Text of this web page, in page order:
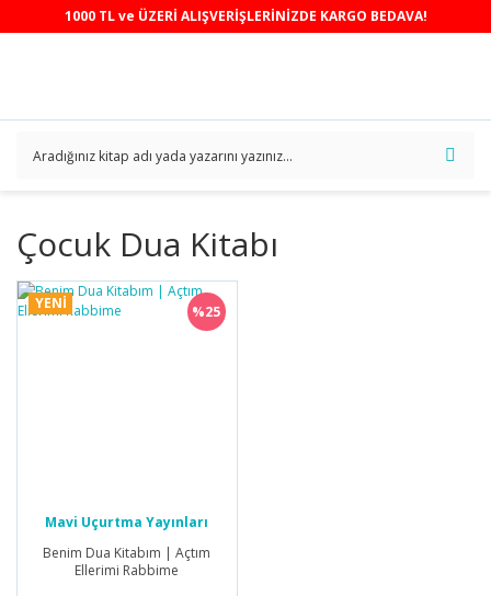
1000 TL ve ÜZERİ ALIŞVERİŞLERİNİZDE KARGO BEDAVA!
Çocuk Dua Kitabı
YENİ %25
Mavi Uçurtma Yayınları
Benim Dua Kitabım | Açtım
Ellerimi Rabbime